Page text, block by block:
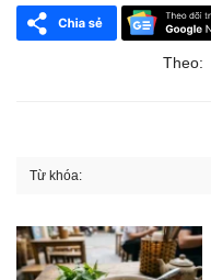
Theo:
Từ khóa: